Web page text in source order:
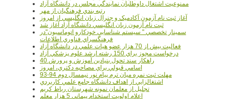
ممنوعيت اشتغال داوطلبان نمايندگي مجلس در دانشگاه آزاد
رتبه بندي فرهنگيان از مهر
آغاز ثبت نام آزمون آکادميک و جنرال زبان انگليسي از امروز
ثبت نام آزمون زبان انگليسي دانشگاه آزاد آغاز شد
سمينار تخصصي " سيستم شناسايي خودکارو اتوماسيون"در
فرهنگسراي فناوري اطلاعات
فعاليت بيش از 70 هزار عضو هيات علمي در دانشگاه آزاد
درخواست مجوز براي 150 رشته ارشد علوم پزشکي آزاد
40 راهکار سند تحول بنيادين آموزش و پرورش
اسامي قبولي براي مصاحبه دکتري، امروز
مهلت ثبت نمره میان ترم پیام نور نیمسال دوم 94-93
اشتغالزايي از اهداف دانشگاه جامع علمي کاربردي
تجليل از معلمان نمونه شهرستان رباط کريم
اعلام اولويت استخدام پيماني 5 هزار معلم